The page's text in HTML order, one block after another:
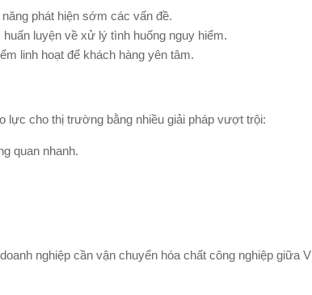
phát hiện sớm các vấn đề.
luyện về xử lý tình huống nguy hiểm.
linh hoạt để khách hàng yên tâm.
lực cho thị trường bằng nhiều giải pháp vượt trội:
quan nhanh.
nghiệp cần vận chuyển hóa chất công nghiệp giữa